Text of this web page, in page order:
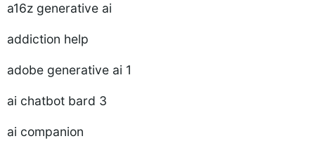
a16z generative ai
addiction help
adobe generative ai 1
ai chatbot bard 3
ai companion